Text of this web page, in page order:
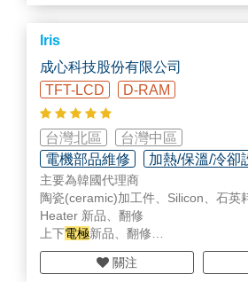
Iris
成心科技股份有限公司
TFT-LCD
D-RAM
台灣北區
台灣中區
電機部品維修
加熱/保溫/冷卻
精密清洗/表面處理/翻修加工
主要為韓國代理商
陶瓷(ceramic)加工件、Silicon、石英
Heater 新品、翻修
上下電極新品、翻修
電控類、閥件、RPS、Chiller維修
陽極處理
關注